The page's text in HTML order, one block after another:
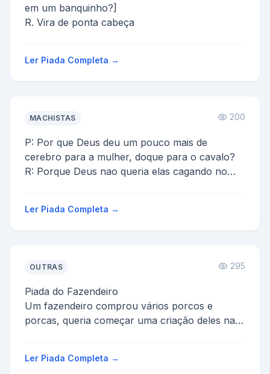
em um banquinho?]
R. Vira de ponta cabeça
Ler Piada Completa →
MACHISTAS 200
P: Por que Deus deu um pouco mais de
cerebro para a mulher, doque para o cavalo?
R: Porque Deus nao queria elas cagando no
Ler Piada Completa →
OUTRAS 295
Piada do Fazendeiro
Um fazendeiro comprou vários porcos e
porcas, queria começar uma criação deles na
Ler Piada Completa →